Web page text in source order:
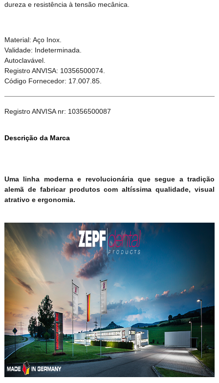
dureza e resistência à tensão mecânica.
Material: Aço Inox.
Validade: Indeterminada.
Autoclavável.
Registro ANVISA: 10356500074.
Código Fornecedor: 17.007.85.
Registro ANVISA nr: 10356500087
Descrição da Marca
Uma linha moderna e revolucionária que segue a tradição
alemã de fabricar produtos com altíssima qualidade, visual
atrativo e ergonomia.